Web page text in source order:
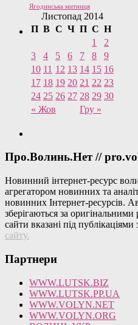
Ягодинська митниця
Листопад 2014
П В С Ч П С Н
« Жов Гру »
1
2
3
4 5 6 7 8
9
10 11 12 13 14 15 16
17 18 19 20 21 22 23
24 25 26 27 28 29 30
Про.Волинь.Нет //
Новинний інтернет-ресурс
агрегатором новинних та
новинних Інтернет-ресурсів.
зберігаються за
сайти вказані під публікаціями
сайту.
Партнери
WWW.LUTSK.BIZ
WWW.LUTSK.PP.UA
WWW.VOLYN.NET
WWW.VOLYN.ORG